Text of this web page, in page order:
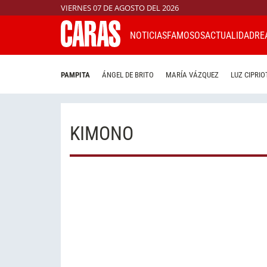
VIERNES 07 DE AGOSTO DEL 2026
NOTICIASFAMOSOSACTUALIDAD
PAMPITA ÁNGEL DE BRITO MARÍA VÁZQUEZ LUZ
KIMONO